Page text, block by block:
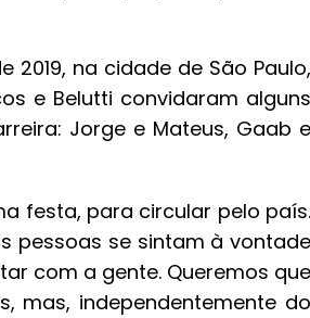
na cidade de São Paulo,
e Belutti convidaram alguns
Jorge e Mateus, Gaab e
festa, para circular pelo país.
pessoas se sintam à vontade
com a gente. Queremos que
mas, independentemente do